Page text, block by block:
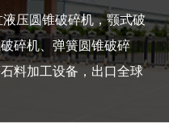
压圆锥破碎机，颚式破
碎机、弹簧圆锥破碎
料加工设备，出口全球